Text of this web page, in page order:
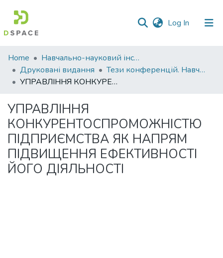
Log In (current)
Communities
&
Collections
Statistics
Home
Навчально-науковий інститут економіки, управління, права та інформаційних технологій
Друковані видання
Тези конференцій. Навчально-науковий інститут економіки, управління, права та інформаційних технологій
УПРАВЛІННЯ КОНКУРЕНТОСПРОМОЖНІСТЮ ПІДПРИЄМСТВА ЯК НАПРЯМ ПІДВИЩЕННЯ ЕФЕКТИВНОСТІ ЙОГО ДІЯЛЬНОСТІ
УПРАВЛІННЯ
КОНКУРЕНТОСПРОМОЖНІСТЮ
ПІДПРИЄМСТВА ЯК НАПРЯМ
ПІДВИЩЕННЯ ЕФЕКТИВНОСТІ
ЙОГО ДІЯЛЬНОСТІ